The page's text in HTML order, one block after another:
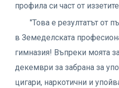
профила си част от
"Това е резултатът от
в Земеделската
гимназия! Въпреки моята
декември за забрана за
цигари, наркотични и